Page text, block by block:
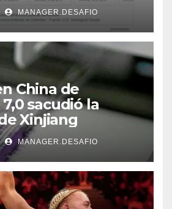
MANAGER.DESAFIO
China de
sacudió la
Xinjiang
MANAGER.DESAFIO